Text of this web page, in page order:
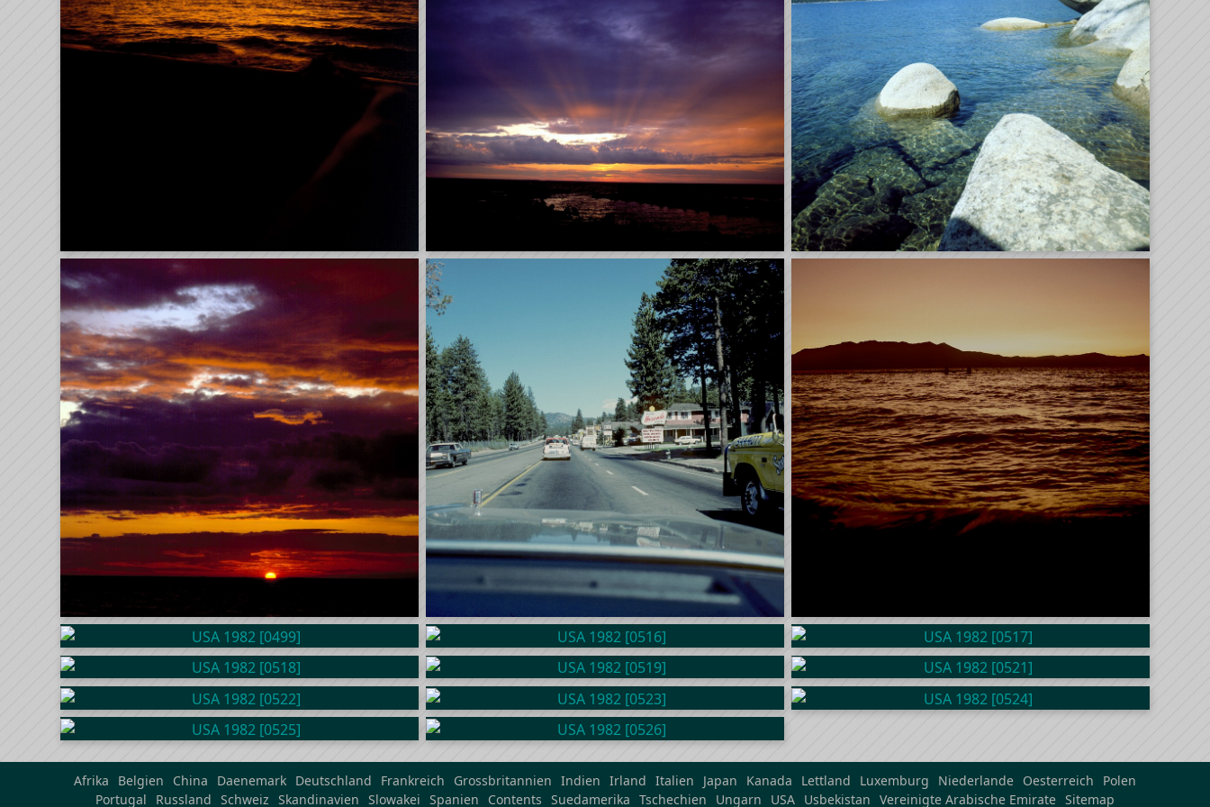
Afrika Belgien China Daenemark Deutschland Frankreich Grossbritannien Indien Irland Italien Japan Kanada Lettland Luxemburg Niederlande Oesterreich
Polen
Portugal
Russland Schweiz Skandinavien Slowakei Spanien Contents Suedamerika Tschechien Ungarn USA Usbekistan Vereinigte Arabische Emirate Sitemap